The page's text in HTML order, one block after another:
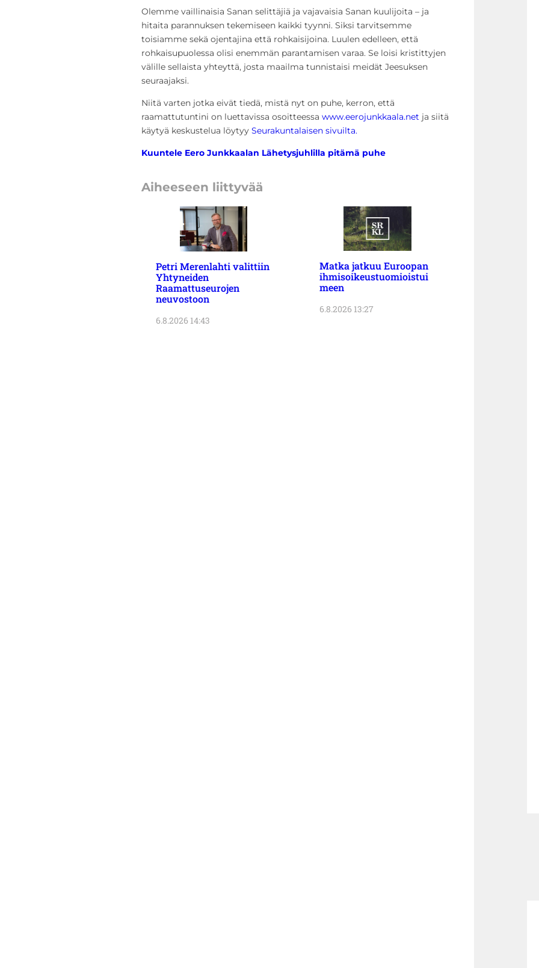
Olemme vaillinaisia Sanan selittäjiä ja vajavaisia Sanan kuulijoita – ja
hitaita parannuksen tekemiseen kaikki tyynni. Siksi tarvitsemme
toisiamme sekä ojentajina että rohkaisijoina. Luulen edelleen, että
rohkaisupuolessa olisi enemmän parantamisen varaa. Se loisi kristittyjen
välille sellaista yhteyttä, josta maailma tunnistaisi meidät Jeesuksen
seuraajaksi.
Niitä varten jotka eivät tiedä, mistä nyt on puhe, kerron, että
raamattutuntini on luettavissa osoitteessa www.eerojunkkaala.net ja siitä
käytyä keskustelua löytyy Seurakuntalaisen sivuilta.
Kuuntele Eero Junkkaalan Lähetysjuhlilla pitämä puhe
Aiheeseen liittyvää
Petri Merenlahti valittiin
Yhtyneiden
Raamattuseurojen
neuvostoon
6.8.2026 14:43
Matka jatkuu Euroopan
ihmisoikeustuomioistui
meen
6.8.2026 13:27